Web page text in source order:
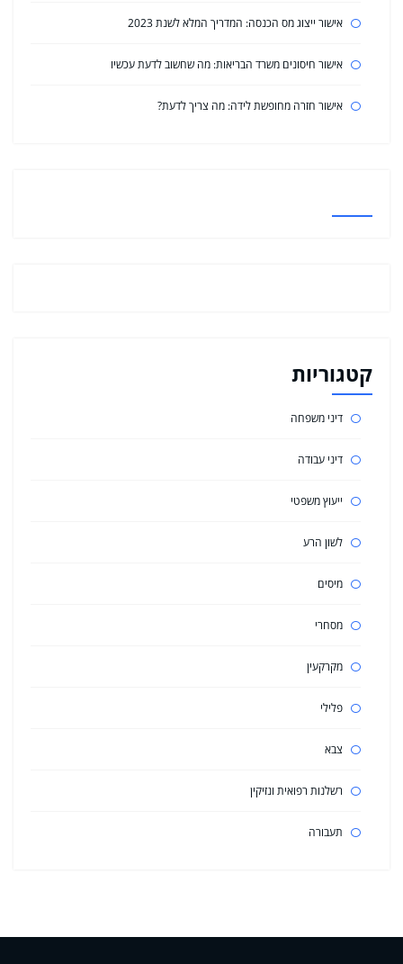
אישור ייצוג מס הכנסה: המדריך המלא לשנת 2023
אישור חיסונים משרד הבריאות: מה שחשוב לדעת עכשיו
אישור חזרה מחופשת לידה: מה צריך לדעת?
קטגוריות
דיני משפחה
דיני עבודה
ייעוץ משפטי
לשון הרע
מיסים
מסחרי
מקרקעין
פלילי
צבא
רשלנות רפואית ונזיקין
תעבורה